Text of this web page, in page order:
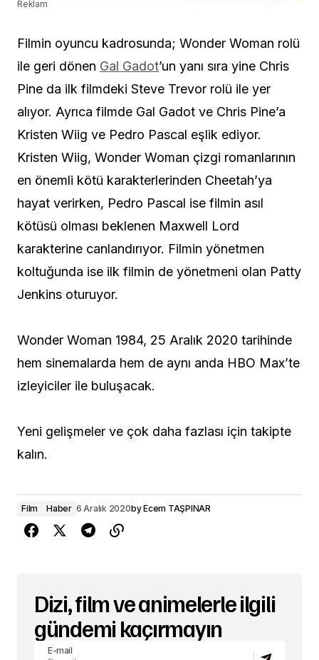
Reklam
Filmin oyuncu kadrosunda; Wonder Woman rolü
ile geri dönen Gal Gadot’un yanı sıra yine Chris
Pine da ilk filmdeki Steve Trevor rolü ile yer
alıyor. Ayrıca filmde Gal Gadot ve Chris Pine’a
Kristen Wiig ve Pedro Pascal eşlik ediyor.
Kristen Wiig, Wonder Woman çizgi romanlarının
en önemli kötü karakterlerinden Cheetah’ya
hayat verirken, Pedro Pascal ise filmin asıl
kötüsü olması beklenen Maxwell Lord
karakterine canlandırıyor. Filmin yönetmen
koltuğunda ise ilk filmin de yönetmeni olan Patty
Jenkins oturuyor.
Wonder Woman 1984, 25 Aralık 2020 tarihinde
hem sinemalarda hem de aynı anda HBO Max’te
izleyiciler ile buluşacak.
Yeni gelişmeler ve çok daha fazlası için takipte
kalın.
Film Haber 6 Aralık 2020byEcem TAŞPINAR
Dizi, film ve animelerle ilgili
gündemi kaçırmayın
E-mail